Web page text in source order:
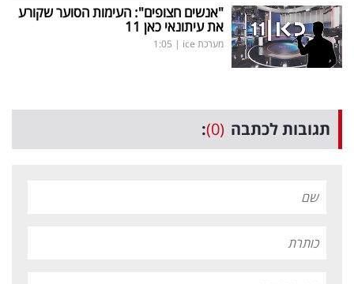
"אנשים חצופים": העימות הסוער שקורע
את עיתונאי כאן 11
מערכת ice |
1:05
תגובות לכתבה (0)
: